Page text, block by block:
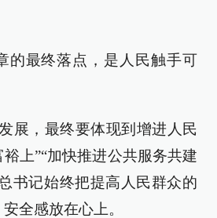
的最终落点，是人民触手可
展，最终要体现到增进人民
上”“加快推进公共服务共建
书记始终把提高人民群众的
全感放在心上。